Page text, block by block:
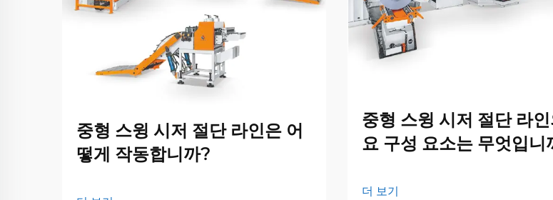
중형 스윙 시저 절단 라인은 어
떻게 작동합니까?
중형 스윙 시저 절단 라
요 구성 요소는 무엇입니
더 보기